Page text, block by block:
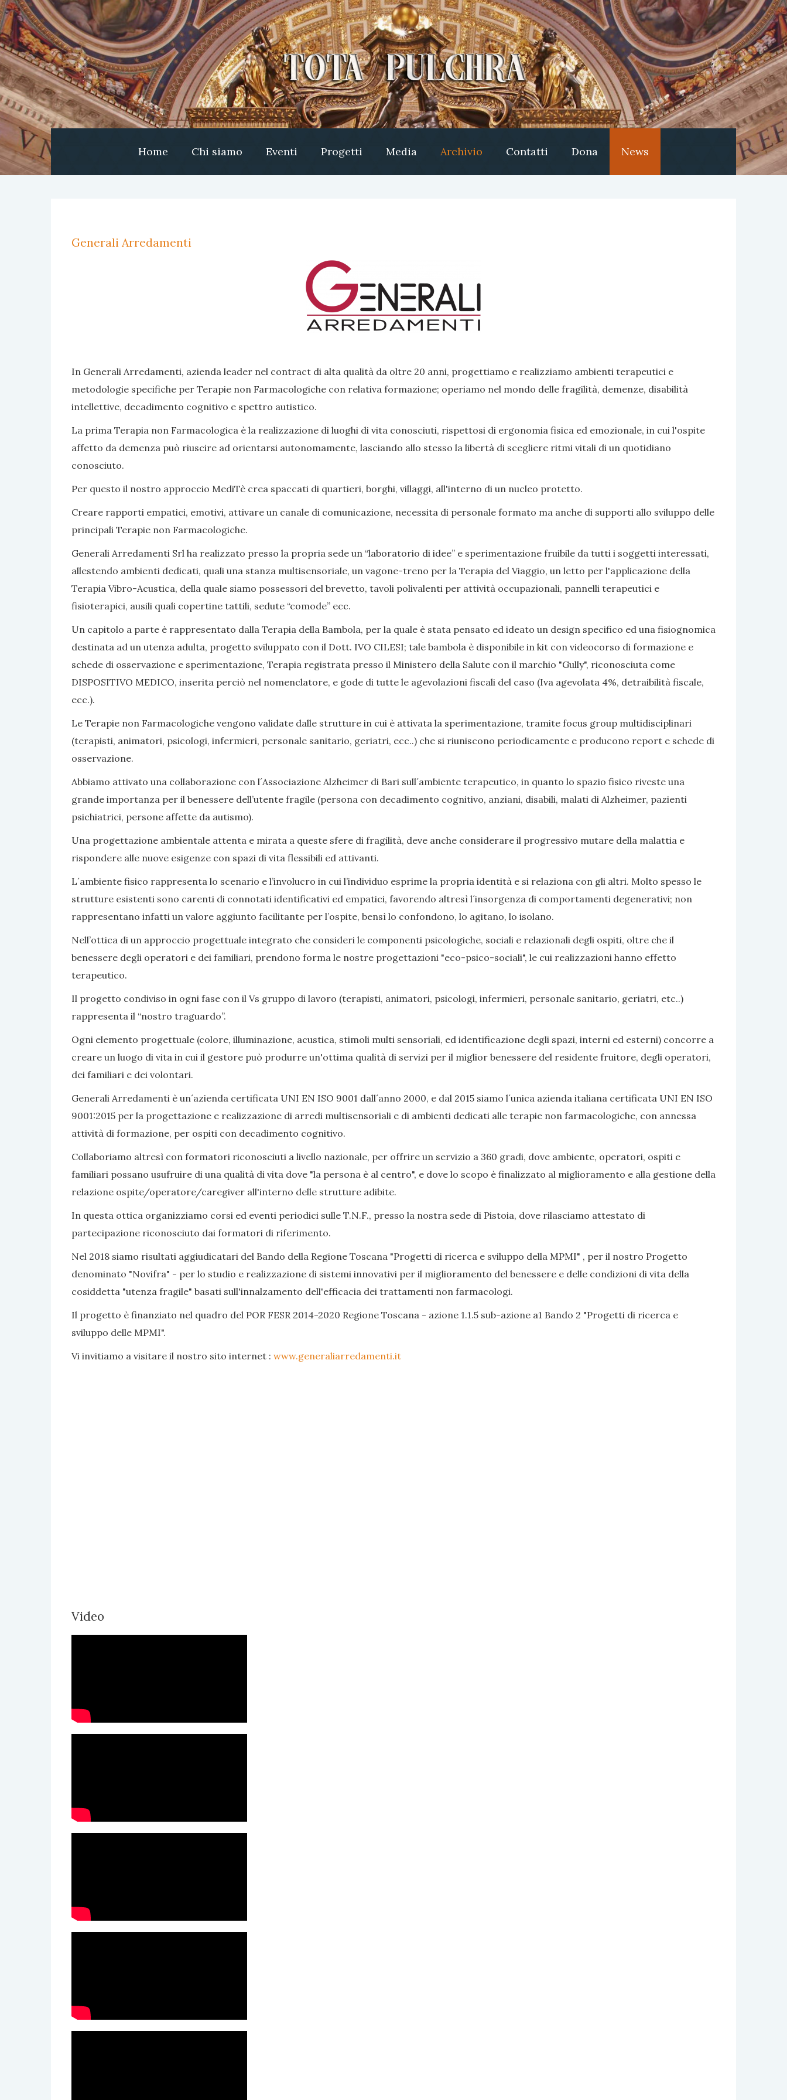
Home Chi siamo Eventi Progetti Media Archivio Contatti Dona News
Generali Arredamenti
In Generali Arredamenti, azienda leader nel contract di alta qualità da oltre 20 anni, progettiamo e realizziamo ambienti terapeutici e
metodologie specifiche per Terapie non Farmacologiche con relativa formazione; operiamo nel mondo delle fragilità, demenze, disabilità
intellettive, decadimento cognitivo e spettro autistico.
La prima Terapia non Farmacologica è la realizzazione di luoghi di vita conosciuti, rispettosi di ergonomia fisica ed emozionale, in cui l'ospite
affetto da demenza può riuscire ad orientarsi autonomamente, lasciando allo stesso la libertà di scegliere ritmi vitali di un quotidiano
conosciuto.
Per questo il nostro approccio MediTè crea spaccati di quartieri, borghi, villaggi, all'interno di un nucleo protetto.
Creare rapporti empatici, emotivi, attivare un canale di comunicazione, necessita di personale formato ma anche di supporti allo sviluppo delle
principali Terapie non Farmacologiche.
Generali Arredamenti Srl ha realizzato presso la propria sede un “laboratorio di idee” e sperimentazione fruibile da tutti i soggetti interessati,
allestendo ambienti dedicati, quali una stanza multisensoriale, un vagone-treno per la Terapia del Viaggio, un letto per l'applicazione della
Terapia Vibro-Acustica, della quale siamo possessori del brevetto, tavoli polivalenti per attività occupazionali, pannelli terapeutici e
fisioterapici, ausili quali copertine tattili, sedute “comode” ecc.
Un capitolo a parte è rappresentato dalla Terapia della Bambola, per la quale è stata pensato ed ideato un design specifico ed una fisiognomica
destinata ad un utenza adulta, progetto sviluppato con il Dott. IVO CILESI; tale bambola è disponibile in kit con videocorso di formazione e
schede di osservazione e sperimentazione, Terapia registrata presso il Ministero della Salute con il marchio "Gully", riconosciuta come
DISPOSITIVO MEDICO, inserita perciò nel nomenclatore, e gode di tutte le agevolazioni fiscali del caso (Iva agevolata 4%, detraibilità fiscale,
ecc.).
Le Terapie non Farmacologiche vengono validate dalle strutture in cui è attivata la sperimentazione, tramite focus group multidisciplinari
(terapisti, animatori, psicologi, infermieri, personale sanitario, geriatri, ecc..) che si riuniscono periodicamente e producono report e schede di
osservazione.
Abbiamo attivato una collaborazione con l´Associazione Alzheimer di Bari sull´ambiente terapeutico, in quanto lo spazio fisico riveste una
grande importanza per il benessere dell’utente fragile (persona con decadimento cognitivo, anziani, disabili, malati di Alzheimer, pazienti
psichiatrici, persone affette da autismo).
Una progettazione ambientale attenta e mirata a queste sfere di fragilità, deve anche considerare il progressivo mutare della malattia e
rispondere alle nuove esigenze con spazi di vita flessibili ed attivanti.
L´ambiente fisico rappresenta lo scenario e l’involucro in cui l’individuo esprime la propria identità e si relaziona con gli altri. Molto spesso le
strutture esistenti sono carenti di connotati identificativi ed empatici, favorendo altresì l´insorgenza di comportamenti degenerativi; non
rappresentano infatti un valore aggiunto facilitante per l’ospite, bensì lo confondono, lo agitano, lo isolano.
Nell’ottica di un approccio progettuale integrato che consideri le componenti psicologiche, sociali e relazionali degli ospiti, oltre che il
benessere degli operatori e dei familiari, prendono forma le nostre progettazioni "eco-psico-sociali", le cui realizzazioni hanno effetto
terapeutico.
Il progetto condiviso in ogni fase con il Vs gruppo di lavoro (terapisti, animatori, psicologi, infermieri, personale sanitario, geriatri, etc..)
rappresenta il “nostro traguardo”.
Ogni elemento progettuale (colore, illuminazione, acustica, stimoli multi sensoriali, ed identificazione degli spazi, interni ed esterni) concorre a
creare un luogo di vita in cui il gestore può produrre un'ottima qualità di servizi per il miglior benessere del residente fruitore, degli operatori,
dei familiari e dei volontari.
Generali Arredamenti è un´azienda certificata UNI EN ISO 9001 dall´anno 2000, e dal 2015 siamo l´unica azienda italiana certificata UNI EN ISO
9001:2015 per la progettazione e realizzazione di arredi multisensoriali e di ambienti dedicati alle terapie non farmacologiche, con annessa
attività di formazione, per ospiti con decadimento cognitivo.
Collaboriamo altresì con formatori riconosciuti a livello nazionale, per offrire un servizio a 360 gradi, dove ambiente, operatori, ospiti e
familiari possano usufruire di una qualità di vita dove "la persona è al centro", e dove lo scopo è finalizzato al miglioramento e alla gestione della
relazione ospite/operatore/caregiver all'interno delle strutture adibite.
In questa ottica organizziamo corsi ed eventi periodici sulle T.N.F., presso la nostra sede di Pistoia, dove rilasciamo attestato di
partecipazione riconosciuto dai formatori di riferimento.
Nel 2018 siamo risultati aggiudicatari del Bando della Regione Toscana "Progetti di ricerca e sviluppo della MPMI" , per il nostro Progetto
denominato "Novifra" - per lo studio e realizzazione di sistemi innovativi per il miglioramento del benessere e delle condizioni di vita della
cosiddetta "utenza fragile" basati sull'innalzamento dell'efficacia dei trattamenti non farmacologi.
Il progetto è finanziato nel quadro del POR FESR 2014-2020 Regione Toscana - azione 1.1.5 sub-azione a1 Bando 2 "Progetti di ricerca e
sviluppo delle MPMI".
Vi invitiamo a visitare il nostro sito internet : www.generaliarredamenti.it
Video